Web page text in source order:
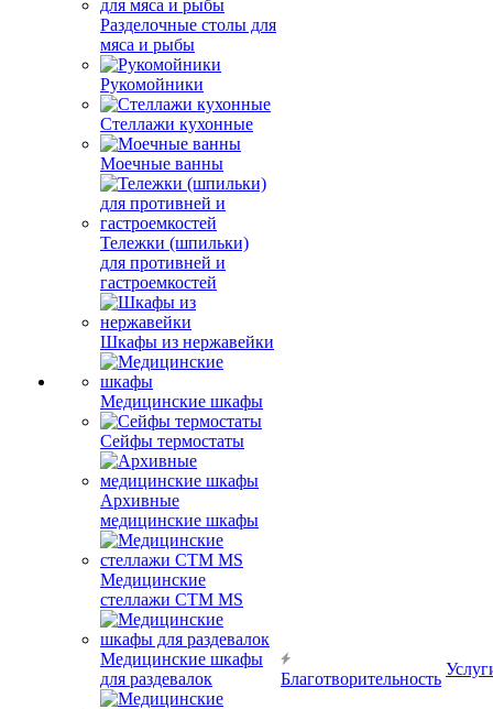
Разделочные столы для
мяса и рыбы
Рукомойники
Стеллажи кухонные
Моечные ванны
Тележки (шпильки)
для противней и
гастроемкостей
Шкафы из нержавейки
Медицинские шкафы
Сейфы термостаты
Архивные
медицинские шкафы
Медицинские
стеллажи CTM MS
Медицинские шкафы
для раздевалок
Благотворительность